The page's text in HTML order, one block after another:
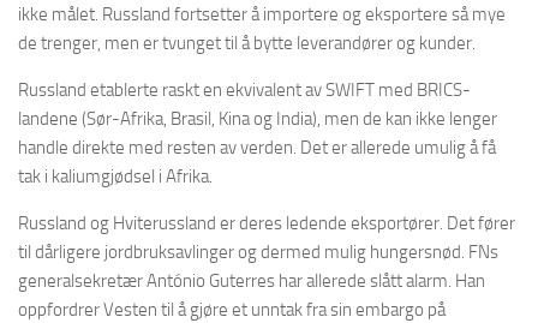
ikke målet. Russland fortsetter å importere og eksportere så mye
de trenger, men er tvunget til å bytte leverandører og kunder.
Russland etablerte raskt en ekvivalent av SWIFT med BRICS-
landene (Sør-Afrika, Brasil, Kina og India), men de kan ikke lenger
handle direkte med resten av verden. Det er allerede umulig å få
tak i kaliumgjødsel i Afrika.
Russland og Hviterussland er deres ledende eksportører. Det fører
til dårligere jordbruksavlinger og dermed mulig hungersnød. FNs
generalsekretær António Guterres har allerede slått alarm. Han
oppfordrer Vesten til å gjøre et unntak fra sin embargo på